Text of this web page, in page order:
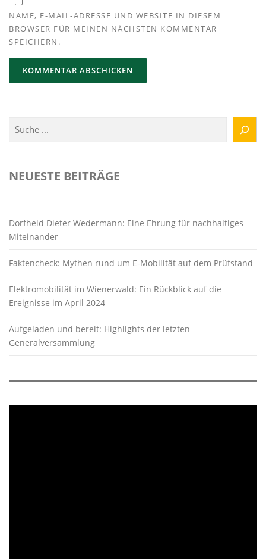
NAME, E-MAIL-ADRESSE UND WEBSITE IN DIESEM
BROWSER FÜR MEINEN NÄCHSTEN KOMMENTAR
SPEICHERN.
NEUESTE BEITRÄGE
Dorfheld Dieter Wedermann: Eine Ehrung für nachhaltiges
Miteinander
Faktencheck: Mythen rund um E-Mobilität auf dem Prüfstand
Elektromobilität im Wienerwald: Ein Rückblick auf die
Ereignisse im April 2024
Aufgeladen und bereit: Highlights der letzten
Generalversammlung